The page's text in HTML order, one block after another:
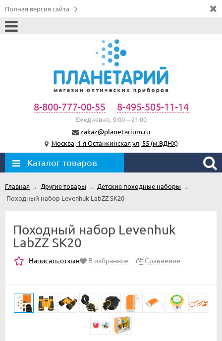
Полная версия сайта
8-800-777-00-55 8-495-505-11-14
Ежедневно, 9:00—21:00
zakaz@planetarium.ru
Москва, 1-я Останкинская ул, 55 (м.ВДНХ)
Каталог товаров
Главная → Другие товары → Детские походные наборы →
Походный набор Levenhuk LabZZ SK20
Походный набор Levenhuk
LabZZ SK20
Написать отзыв В избранное Сравнение